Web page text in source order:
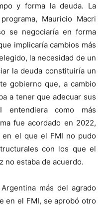
y forma la deuda. La
Mauricio Macri
se negociaría en forma
implicaría cambios más
la necesidad de un
la deuda constituiría un
gobierno que, a cambio
a tener que adecuar sus
como más
fue acordado en 2022,
el que el FMI no pudo
con los que el
no estaba de acuerdo.
más del agrado
en el FMI, se aprobó otro